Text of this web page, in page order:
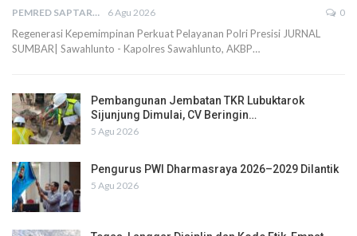
PEMRED SAPTARIUS 6 Agu 2026 0
Regenerasi Kepemimpinan Perkuat Pelayanan Polri Presisi JURNAL
SUMBAR| Sawahlunto - Kapolres Sawahlunto, AKBP…
Pembangunan Jembatan TKR Lubuktarok
Sijunjung Dimulai, CV Beringin…
5 Agu 2026
Pengurus PWI Dharmasraya 2026–2029 Dilantik
5 Agu 2026